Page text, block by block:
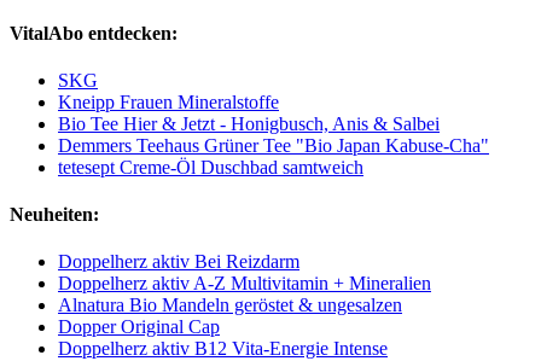
VitalAbo entdecken:
SKG
Kneipp Frauen Mineralstoffe
Bio Tee Hier & Jetzt - Honigbusch, Anis & Salbei
Demmers Teehaus Grüner Tee "Bio Japan Kabuse-Cha"
tetesept Creme-Öl Duschbad samtweich
Neuheiten:
Doppelherz aktiv Bei Reizdarm
Doppelherz aktiv A-Z Multivitamin + Mineralien
Alnatura Bio Mandeln geröstet & ungesalzen
Dopper Original Cap
Doppelherz aktiv B12 Vita-Energie Intense